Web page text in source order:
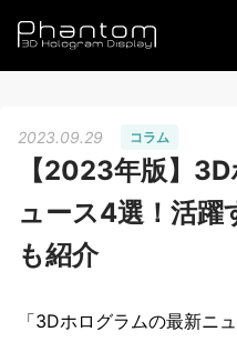
2023.09.29 コラム
【2023年版】
ュース4選！活躍
も紹介
「3Dホログラムの最新ニ